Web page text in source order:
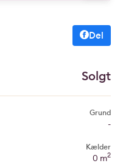
Del
Solgt
Grund
-
Kælder
0 m2